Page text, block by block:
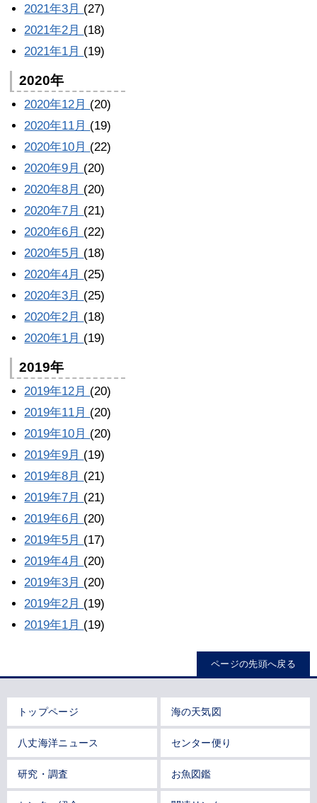
2021年3月 (27)
2021年2月 (18)
2021年1月 (19)
2020年
2020年12月 (20)
2020年11月 (19)
2020年10月 (22)
2020年9月 (20)
2020年8月 (20)
2020年7月 (21)
2020年6月 (22)
2020年5月 (18)
2020年4月 (25)
2020年3月 (25)
2020年2月 (18)
2020年1月 (19)
2019年
2019年12月 (20)
2019年11月 (20)
2019年10月 (20)
2019年9月 (19)
2019年8月 (21)
2019年7月 (21)
2019年6月 (20)
2019年5月 (17)
2019年4月 (20)
2019年3月 (20)
2019年2月 (19)
2019年1月 (19)
ページの先頭へ戻る
トップページ 海の天気図
八丈海洋ニュース センター便り
研究・調査 お魚図鑑